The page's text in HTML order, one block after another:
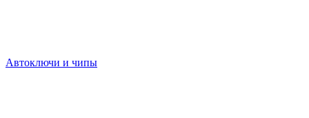
Автоключи и чипы